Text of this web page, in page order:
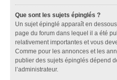
Que sont les sujets épinglés ?
Un sujet épinglé apparaît en
page du forum dans lequel il a été
relativement importantes et vous
Comme pour les annonces et les
publier des sujets épinglés dépend
l’administrateur.